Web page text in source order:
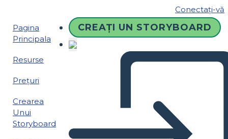
Conectați-vă
Pagina
Principala
Resurse
Prețuri
Crearea
Unui
Storyboard
CREAȚI UN STORYBOARD